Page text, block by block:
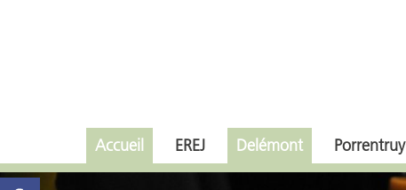
Accueil EREJ Delémont Porrentruy